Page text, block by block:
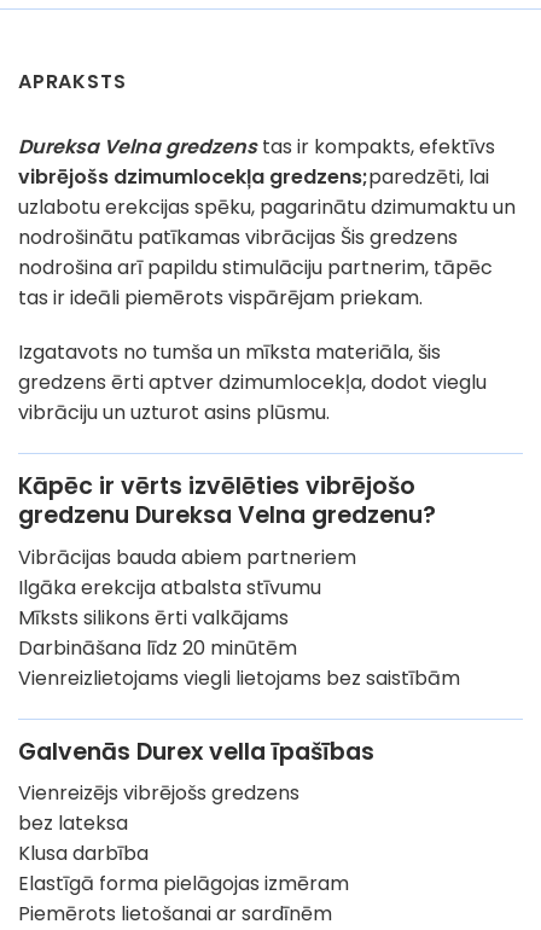
APRAKSTS
Dureksa Velna gredzens tas ir kompakts, efektīvs
vibrējošs dzimumlocekļa gredzens;paredzēti, lai
uzlabotu erekcijas spēku, pagarinātu dzimumaktu un
nodrošinātu patīkamas vibrācijas Šis gredzens
nodrošina arī papildu stimulāciju partnerim, tāpēc
tas ir ideāli piemērots vispārējam priekam.
Izgatavots no tumša un mīksta materiāla, šis
gredzens ērti aptver dzimumlocekļa, dodot vieglu
vibrāciju un uzturot asins plūsmu.
Kāpēc ir vērts izvēlēties vibrējošo
gredzenu Dureksa Velna gredzenu?
Vibrācijas bauda abiem partneriem
Ilgāka erekcija atbalsta stīvumu
Mīksts silikons ērti valkājams
Darbināšana līdz 20 minūtēm
Vienreizlietojams viegli lietojams bez saistībām
Galvenās Durex vella īpašības
Vienreizējs vibrējošs gredzens
bez lateksa
Klusa darbība
Elastīgā forma pielāgojas izmēram
Piemērots lietošanai ar sardīnēm